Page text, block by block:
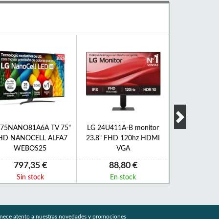
75NANO81A6A TV 75"
NANOCELL ALFA7
WEBOS25
797,35 €
Sin stock
LG 24U411A-B monitor
23.8" FHD 120hz HDMI
VGA
88,80 €
En stock
LG
atento a nuestras novedades y promociones